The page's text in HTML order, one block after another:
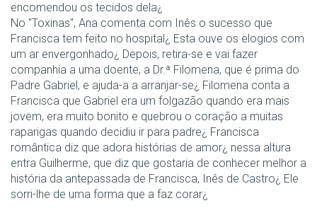
encomendou os tecidos dela¿
No "Toxinas", Ana comenta com Inês o sucesso que
Francisca tem feito no hospital¿ Esta ouve os elogios com
um ar envergonhado¿ Depois, retira-se e vai fazer
companhia a uma doente, a Dr.ª Filomena, que é prima do
Padre Gabriel, e ajuda-a a arranjar-se¿ Filomena conta a
Francisca que Gabriel era um folgazão quando era mais
jovem, era muito bonito e quebrou o coração a muitas
raparigas quando decidiu ir para padre¿ Francisca
romântica diz que adora histórias de amor¿ nessa altura
entra Guilherme, que diz que gostaria de conhecer melhor a
história da antepassada de Francisca, Inês de Castro¿ Ele
sorri-lhe de uma forma que a faz corar¿